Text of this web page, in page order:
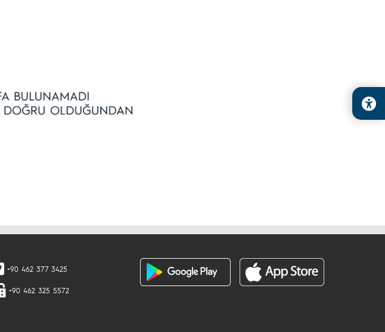
+90 462 377 3425
+90 462 325 5572